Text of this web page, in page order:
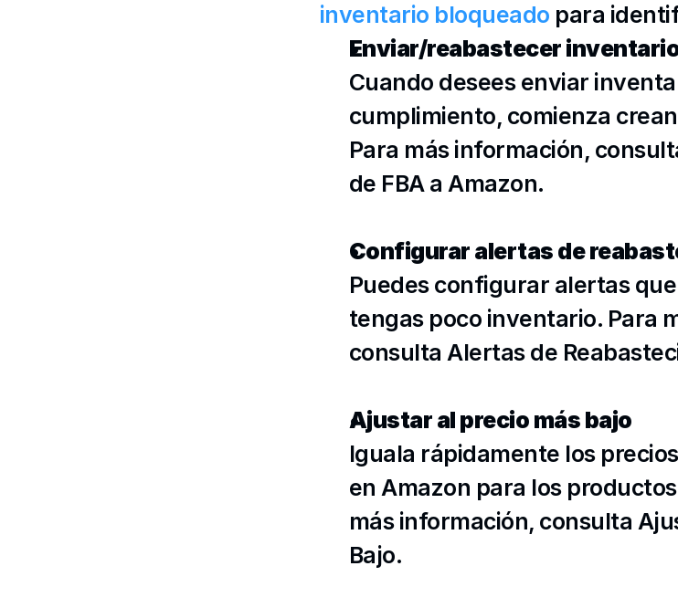
inventario bloqueado para
Enviar/reabastecer
Cuando desees enviar
cumplimiento, comienza
Para más información,
de FBA a Amazon.
Configurar alertas de
Puedes configurar alertas
tengas poco inventario. Para
consulta Alertas de
Ajustar al precio más bajo
Iguala rápidamente los
en Amazon para los
más información, consulta
Bajo.